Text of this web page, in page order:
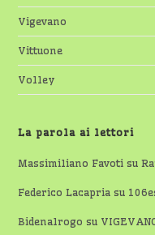
Vigevano
Vittuone
Volley
La parola ai lettori
Massimiliano Favoti su
Federico Lacapria su
Bidenalrogo su